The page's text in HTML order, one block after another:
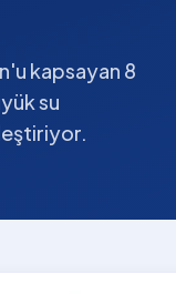
kapsayan 8
su